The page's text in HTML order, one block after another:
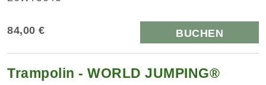
84,00 € BUCHEN
Trampolin - WORLD JUMPING®